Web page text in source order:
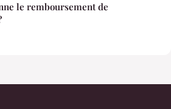
le remboursement de